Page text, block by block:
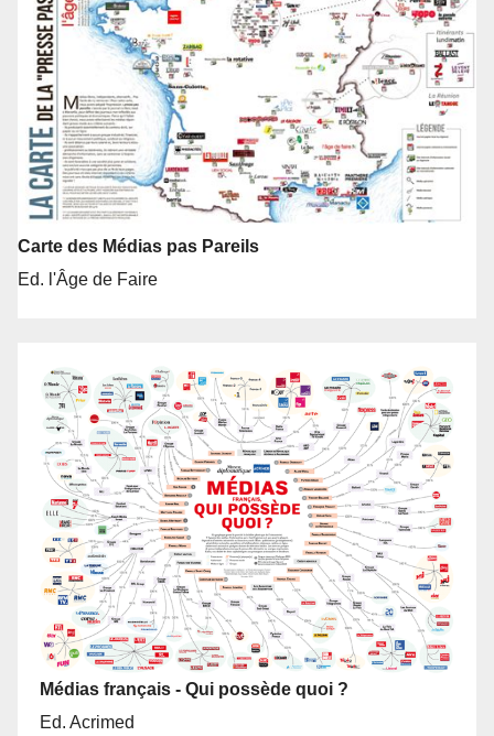
Carte des Médias pas Pareils
Ed. l'Âge de Faire
Médias français - Qui possède quoi ?
Ed. Acrimed